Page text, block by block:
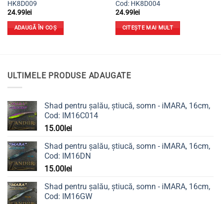
HK8D009
24.99lei
ADAUGĂ ÎN COȘ
Cod: HK8D004
24.99lei
CITEȘTE MAI MULT
ULTIMELE PRODUSE ADAUGATE
Shad pentru șalău, știucă, somn - iMARA, 16cm,
Cod: IM16C014
15.00lei
Shad pentru șalău, știucă, somn - iMARA, 16cm,
Cod: IM16DN
15.00lei
Shad pentru șalău, știucă, somn - iMARA, 16cm,
Cod: IM16GW